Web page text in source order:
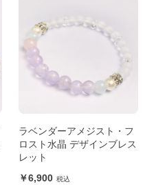
ラベンダーアメジスト・フ
ロスト水晶 デザインブレス
レット
6,900